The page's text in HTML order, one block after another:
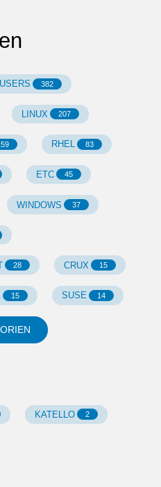
382
LINUX 207
RHEL 83
ETC 45
WINDOWS 37
28 CRUX 15
15 SUSE 14
KATELLO 2